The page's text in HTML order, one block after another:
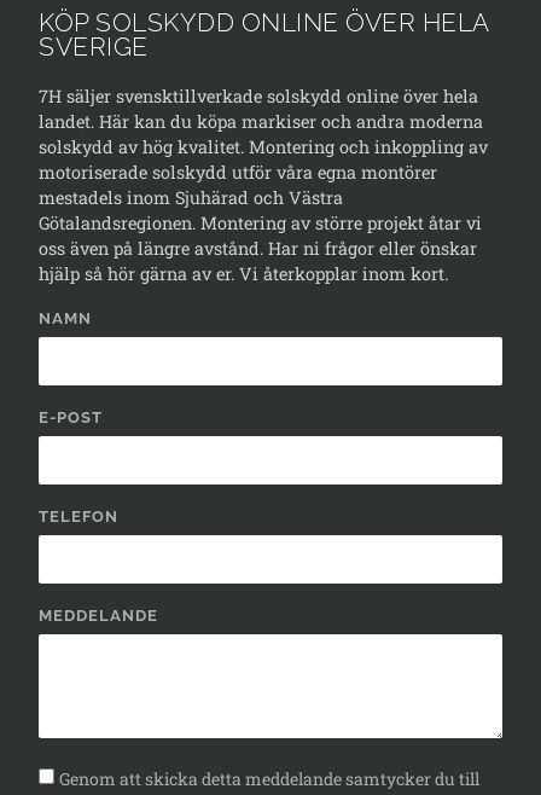
KÖP SOLSKYDD ONLINE ÖVER HELA
SVERIGE
7H säljer svensktillverkade solskydd online över hela
landet. Här kan du köpa markiser och andra moderna
solskydd av hög kvalitet. Montering och inkoppling av
motoriserade solskydd utför våra egna montörer
mestadels inom Sjuhärad och Västra
Götalandsregionen. Montering av större projekt åtar vi
oss även på längre avstånd. Har ni frågor eller önskar
hjälp så hör gärna av er. Vi återkopplar inom kort.
NAMN
E-POST
TELEFON
MEDDELANDE
Genom att skicka detta meddelande samtycker du till